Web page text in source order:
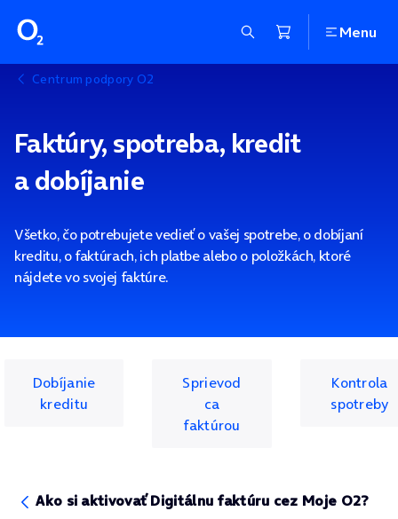
Menu
Centrum podpory O2
Faktúry, spotreba, kredit
a dobíjanie
Všetko, čo potrebujete vedieť o vašej spotrebe, o dobíjaní
kreditu, o faktúrach, ich platbe alebo o položkách, ktoré
nájdete vo svojej faktúre.
Dobíjanie
kreditu
Sprievod
ca
faktúrou
Kontrola
spotreby
Ako si aktivovať Digitálnu faktúru cez Moje O2?